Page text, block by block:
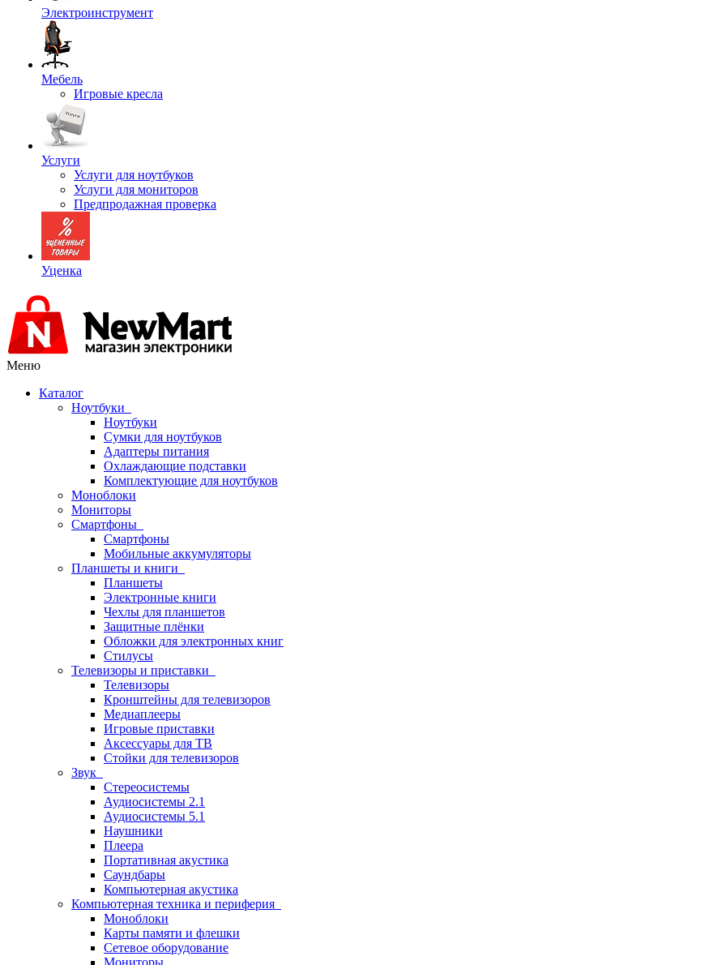
Электроинструмент
Мебель
Игровые кресла
Услуги
Услуги для ноутбуков
Услуги для мониторов
Предпродажная проверка
Уценка
Меню
Каталог
Ноутбуки
Ноутбуки
Сумки для ноутбуков
Адаптеры питания
Охлаждающие подставки
Комплектующие для ноутбуков
Моноблоки
Мониторы
Смартфоны
Смартфоны
Мобильные аккумуляторы
Планшеты и книги
Планшеты
Электронные книги
Чехлы для планшетов
Защитные плёнки
Обложки для электронных книг
Стилусы
Телевизоры и приставки
Телевизоры
Кронштейны для телевизоров
Медиаплееры
Игровые приставки
Аксессуары для ТВ
Стойки для телевизоров
Звук
Стереосистемы
Аудиосистемы 2.1
Аудиосистемы 5.1
Наушники
Плеера
Портативная акустика
Саундбары
Компьютерная акустика
Компьютерная техника и периферия
Моноблоки
Карты памяти и флешки
Сетевое оборудование
Мониторы